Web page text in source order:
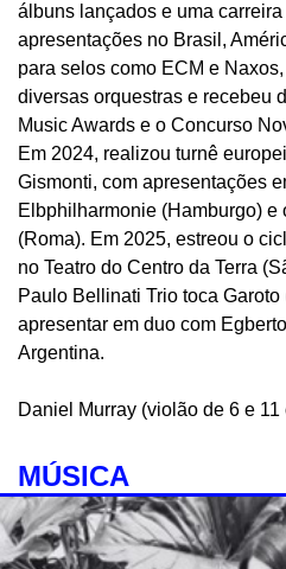
álbuns lançados e uma
apresentações no Brasil,
para selos como ECM e
diversas orquestras e recebeu
Music Awards e o Concurso
Em 2024, realizou turnê
Gismonti, com apresentações
Elbphilharmonie (Hamburgo) e
(Roma). Em 2025, estreou o
no Teatro do Centro da Terra
Paulo Bellinati Trio toca
apresentar em duo com
Argentina.
Daniel Murray (violão de 6 e 11
MÚSICA